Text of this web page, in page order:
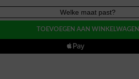
Welke maat past?
TOEVOEGEN AAN WINKELWAGEN